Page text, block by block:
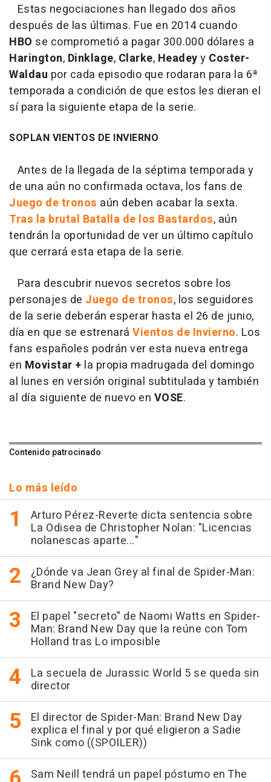
Estas negociaciones han llegado dos años
después de las últimas. Fue en 2014 cuando
HBO se comprometió a pagar 300.000 dólares a
Harington, Dinklage, Clarke, Headeyy Coster-
Waldau por cada episodio que rodaran para la 6ª
temporada a condición de que estos les dieran el
sí para la siguiente etapa de la serie.
SOPLAN VIENTOS DE INVIERNO
Antes de la llegada de la séptima temporada y
de una aún no confirmada octava, los fans de
Juego de tronos aún deben acabar la sexta.
Tras la brutal Batalla de los Bastardos, aún
tendrán la oportunidad de ver un último capítulo
que cerrará esta etapa de la serie.
Para descubrir nuevos secretos sobre los
personajes de Juego de tronos, los seguidores
de la serie deberán esperar hasta el 26 de junio,
día en que se estrenará Vientos de Invierno. Los
fans españoles podrán ver esta nueva entrega
en Movistar + la propia madrugada del domingo
al lunes en versión original subtitulada y también
al día siguiente de nuevo en VOSE.
Contenido patrocinado
Lo más leído
Arturo Pérez-Reverte dicta sentencia sobre
La Odisea de Christopher Nolan: "Licencias
nolanescas aparte..."
¿Dónde va Jean Grey al final de Spider-Man:
Brand New Day?
El papel "secreto" de Naomi Watts en Spider-
Man: Brand New Day que la reúne con Tom
Holland tras Lo imposible
La secuela de Jurassic World 5 se queda sin
director
El director de Spider-Man: Brand New Day
explica el final y por qué eligieron a Sadie
Sink como ((SPOILER))
Sam Neill tendrá un papel póstumo en The